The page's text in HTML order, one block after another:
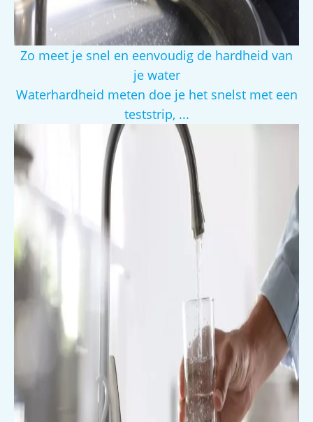
Zo meet je snel en eenvoudig de hardheid van
je water
Waterhardheid meten doe je het snelst met een
teststrip, ...